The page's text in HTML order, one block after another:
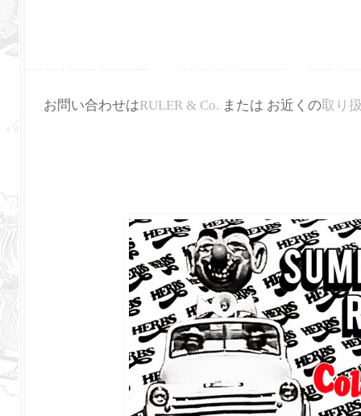
お問い合わせはRULER & Co. または お近くの取り